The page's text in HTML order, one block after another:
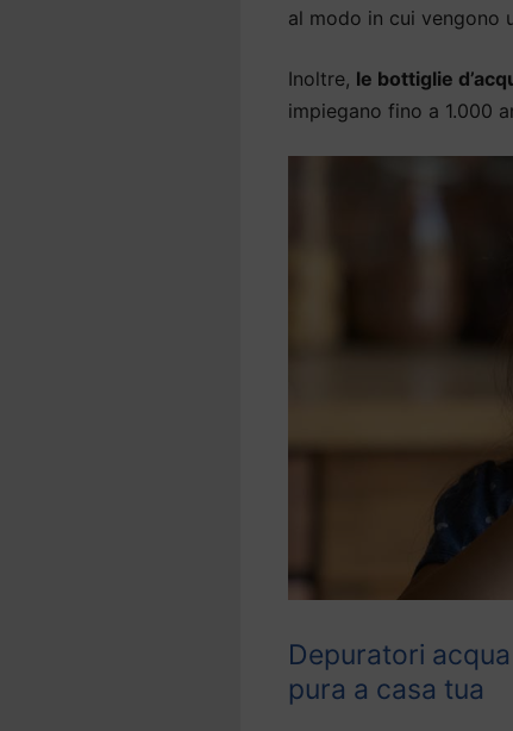
al modo in cui vengono
Inoltre, le bottiglie
impiegano fino a 1.000
Depuratori
pura a casa tua